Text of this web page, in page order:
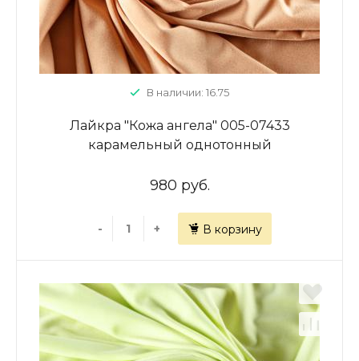
В наличии: 16.75
Лайкра "Кожа ангела" 005-07433
карамельный однотонный
980 руб.
- + В корзину